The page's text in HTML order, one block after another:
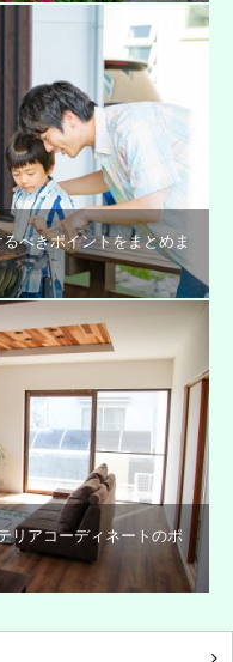
べきポイントをまとめま
リアコーディネートのポ